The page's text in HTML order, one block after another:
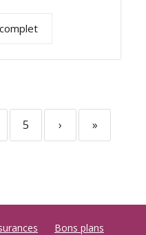
5 › »
Bons plans